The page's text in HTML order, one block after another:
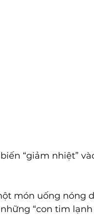
“giảm nhiệt”
món uống nóng
“con tim